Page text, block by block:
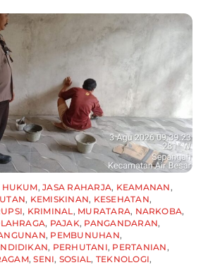
HUKUM,JASA RAHARJA, KEAMANAN ,
, KEMISKINAN, KESEHATAN,
, KRIMINAL , MURATARA, NARKOBA,
, PAJAK, PANGANDARAN,
, PEMBUNUHAN,
, PERHUTANI, PERTANIAN ,
,SENI, SOSIAL , TEKNOLOGI,